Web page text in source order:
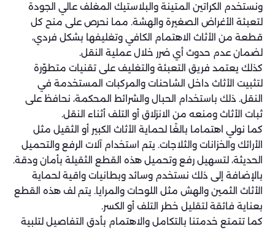
ونستخدم الكراتين المتينة والبلاستيك المغلف عالي الجودة
لتعبئة الأغراض الصغيرة والهشة. مما نحرص على منح كل
قطعة من الأثاث الاهتمام الكافي وتغليفها بشكل فردي،
لضمان عدم حدوث أي ضرر خلال عملية النقل.
كذلك يعتمد فريق التعبئة والتغليف على تقنيات متطوّرة
لتثبيت الأثاث داخل الشاحنات والمركبات المستخدمة في
النقل. ذلك باستخدام الحبال والشرائط المحكمة، نحافظ على
ثبات الأثاث ومنعه من الانزلاق أو التلف أثناء النقل.
كما نولي اهتماما بالغًا لحماية الأثاث الكبير أو الثقيل مثل
الأرائك والخزانات والثلاجات. يتم استخدام آلات الرفع والتحميل
الحديثة، لتسهيل رفع وتحميل هذه القطع الثقيلة بأمان ودقة.
بالإضافة إلى ذلك نستخدم وسائد وبطانيات واقية لحماية
الأثاث الثمين والهش مثل اللوحات والمرايا. يتم لف هذه القطع
بعناية فائقة لتقليل خطر التلف أو الكسر.
كما تتمتع خدمتنا بالتكامل والاهتمام بأدق التفاصيل لتلبية